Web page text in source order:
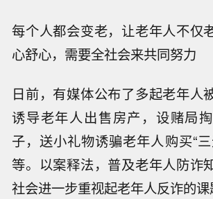
每个人都会变老，让老年人不仅
心舒心，需要全社会来共同努力
日前，有媒体公布了多起老年人
诱导老年人出售房产，设赌局
子，送小礼物诱骗老年人购买“
等。以案释法，普及老年人防诈
社会进一步重视起老年人反诈的课